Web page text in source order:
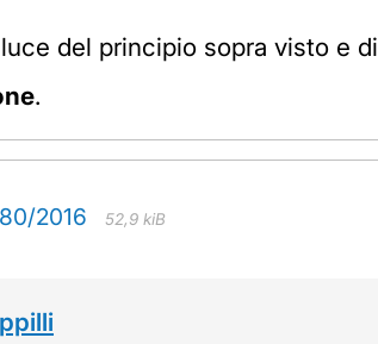
del principio sopra visto e
.
2016 52,9 kiB